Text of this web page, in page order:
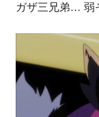
ガザ三兄弟… 弱